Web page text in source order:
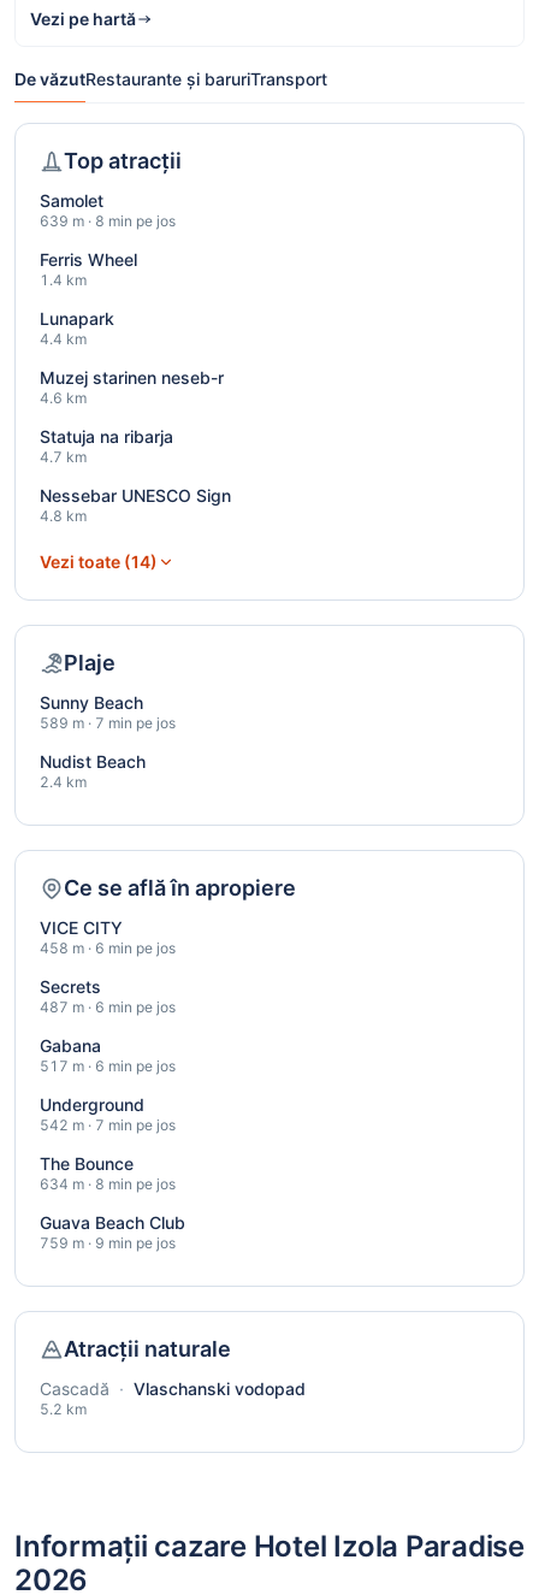
Vezi pe hartă
De văzutRestaurante și baruriTransport
Top atracții
Samolet
639 m · 8 min pe jos
Ferris Wheel
1.4 km
Lunapark
4.4 km
Muzej starinen neseb-r
4.6 km
Statuja na ribarja
4.7 km
Nessebar UNESCO Sign
4.8 km
Vezi toate (14)
Plaje
Sunny Beach
589 m · 7 min pe jos
Nudist Beach
2.4 km
Ce se află în apropiere
VICE CITY
458 m · 6 min pe jos
Secrets
487 m · 6 min pe jos
Gabana
517 m · 6 min pe jos
Underground
542 m · 7 min pe jos
The Bounce
634 m · 8 min pe jos
Guava Beach Club
759 m · 9 min pe jos
Atracții naturale
Cascadă · Vlaschanski vodopad
5.2 km
Informații cazare Hotel Izola Paradise
2026